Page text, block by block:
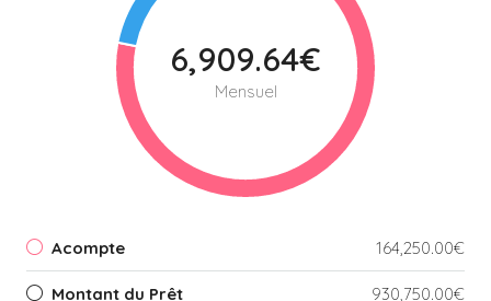
6,909.64€
Mensuel
Acompte 164,250.00€
Montant du Prêt 930,750.00€